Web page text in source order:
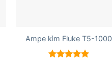
Ampe kìm Fluke T5-1000